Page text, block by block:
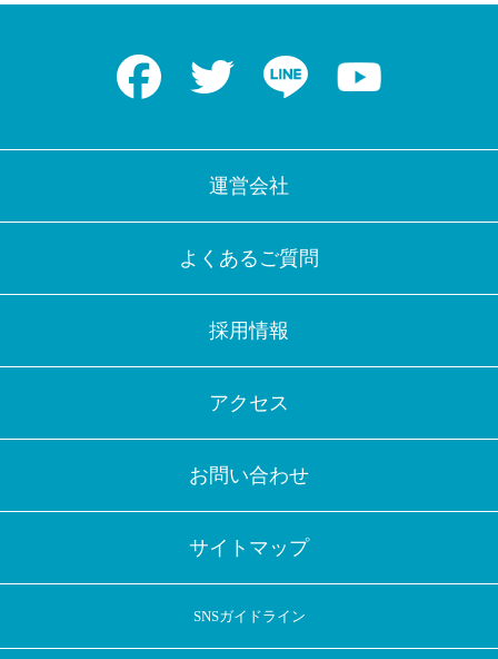
Facebook Twitter LINE
運営会社
よくあるご質問
採用情報
アクセス
お問い合わせ
サイトマップ
SNSガイドライン